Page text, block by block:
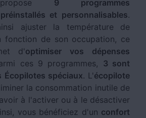
9 programmes
et personnalisables.
ajuster la température de
fonction de son occupation, ce
d'optimiser vos dépenses
ces 9 programmes, 3 sont
Écopilotes spéciaux. L'écopilote
la consommation inutile de
à l'activer ou à le désactiver
vous bénéficiez d'un confort